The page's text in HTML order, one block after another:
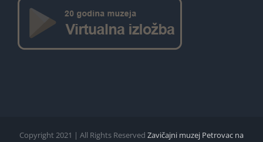
Copyright 2021 | All Rights Reserved Zavičajni muzej Petrovac na